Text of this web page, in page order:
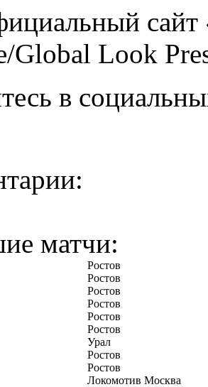
сайт
Global Look
в
матчи:
Ростов
Ростов
Ростов
Ростов
Ростов
Ростов
Урал
Ростов
Ростов
Локомотив Москва